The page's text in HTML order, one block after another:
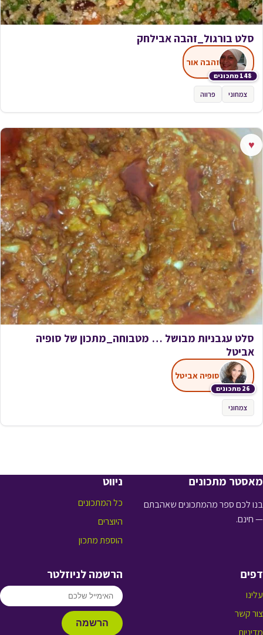
סלט בורגול_זהבה אבילחק
148 מתכונים
זהבה אור
צמחוני פרווה
♥
סלט עגבניות מבושל … מטבוחה_מתכון של סופיה
אביטל
26 מתכונים
סופיה אביטל
צמחוני
מאסטר מתכונים
בנו לכם ספר מהמתכונים שאהבתם
— חינם.
ניווט
כל המתכונים
היוצרים
הוספת מתכון
דפים
עלינו
צור קשר
מדיניות
הרשמה לניוזלטר
הרשמה